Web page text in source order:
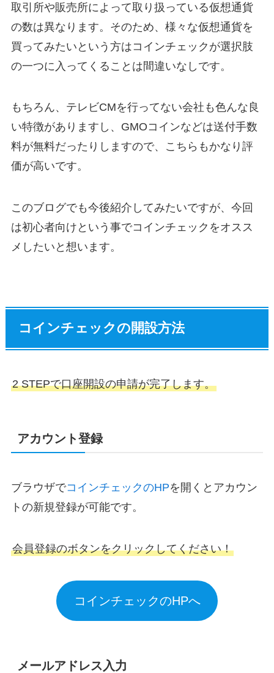
取引所や販売所によって取り扱っている仮想通貨
の数は異なります。そのため、様々な仮想通貨を
買ってみたいという方はコインチェックが選択肢
の一つに入ってくることは間違いなしです。
もちろん、テレビCMを行ってない会社も色んな良
い特徴がありますし、GMOコインなどは送付手数
料が無料だったりしますので、こちらもかなり評
価が高いです。
このブログでも今後紹介してみたいですが、今回
は初心者向けという事でコインチェックをオスス
メしたいと想います。
コインチェックの開設方法
2 STEPで口座開設の申請が完了します。
アカウント登録
ブラウザでコインチェックのHPを開くとアカウン
トの新規登録が可能です。
会員登録のボタンをクリックしてください！
コインチェックのHPへ
メールアドレス入力